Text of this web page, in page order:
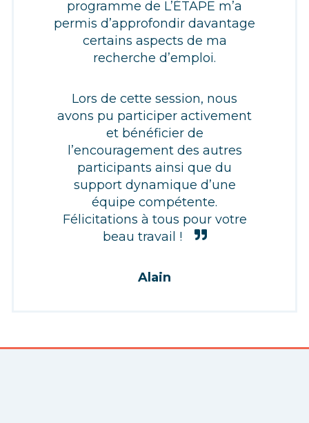
programme de L’ÉTAPE m’a
permis d’approfondir davantage
certains aspects de ma
recherche d’emploi.
Lors de cette session, nous
avons pu participer activement
et bénéficier de
l’encouragement des autres
participants ainsi que du
support dynamique d’une
équipe compétente.
Félicitations à tous pour votre
beau travail !
Alain